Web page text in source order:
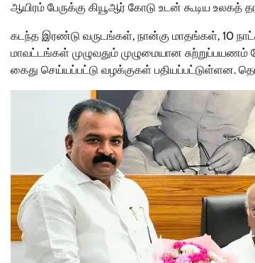
ஆயிரம் பேருக்கு கியூஆர் கோடு உடன் கூடிய
கடந்த இரண்டு வருடங்கள், நான்கு மாதங்கள், 10
மாவட்டங்கள் முழுவதும் முழுமையான
கைது செய்யப்பட்டு வழக்குகள்